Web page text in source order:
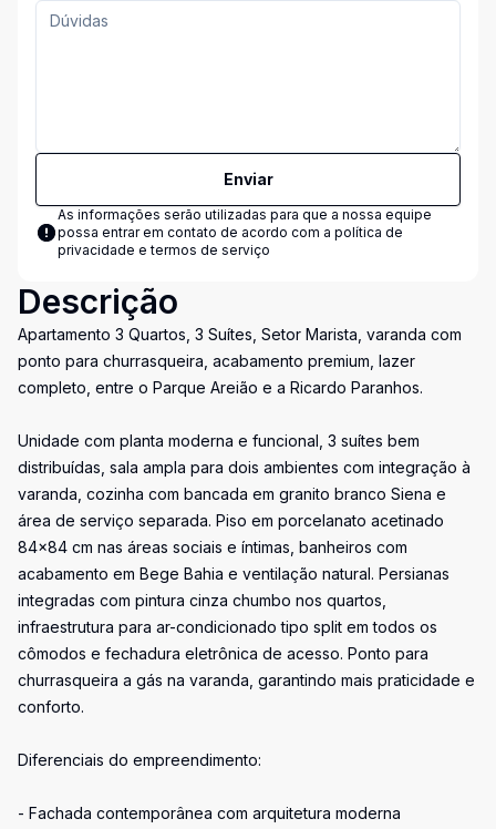
Enviar
As informações serão utilizadas para que a nossa equipe
possa entrar em contato de acordo com a política de
privacidade e termos de serviço
Descrição
Apartamento 3 Quartos, 3 Suítes, Setor Marista, varanda com
ponto para churrasqueira, acabamento premium, lazer
completo, entre o Parque Areião e a Ricardo Paranhos.
Unidade com planta moderna e funcional, 3 suítes bem
distribuídas, sala ampla para dois ambientes com integração à
varanda, cozinha com bancada em granito branco Siena e
área de serviço separada. Piso em porcelanato acetinado
84x84 cm nas áreas sociais e íntimas, banheiros com
acabamento em Bege Bahia e ventilação natural. Persianas
integradas com pintura cinza chumbo nos quartos,
infraestrutura para ar-condicionado tipo split em todos os
cômodos e fechadura eletrônica de acesso. Ponto para
churrasqueira a gás na varanda, garantindo mais praticidade e
conforto.
Diferenciais do empreendimento:
- Fachada contemporânea com arquitetura moderna